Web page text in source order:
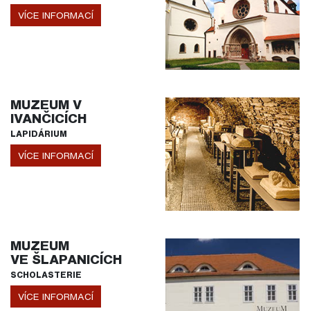
VÍCE INFORMACÍ
MUZEUM V
IVANČICÍCH
LAPIDÁRIUM
VÍCE INFORMACÍ
MUZEUM
VE ŠLAPANICÍCH
SCHOLASTERIE
VÍCE INFORMACÍ